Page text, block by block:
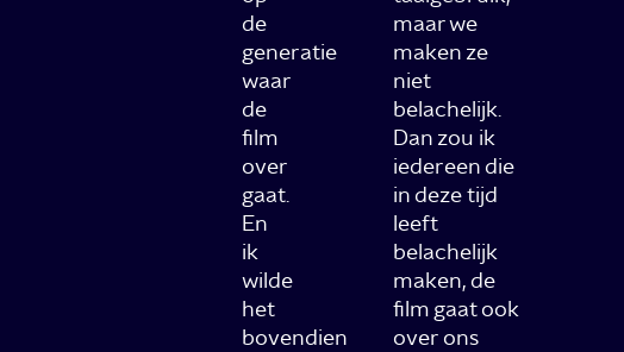
de
generatie
waar
de
film
over
gaat.
En
ik
wilde
het
bovendien
maar we
maken ze
niet
belachelijk.
Dan zou ik
iedereen die
in deze tijd
leeft
belachelijk
maken, de
film gaat ook
over ons